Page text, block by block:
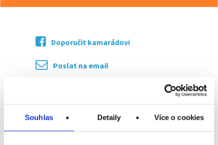
Souhlas Detaily Více o cookies
Doporučit kamarádovi
Poslat na email